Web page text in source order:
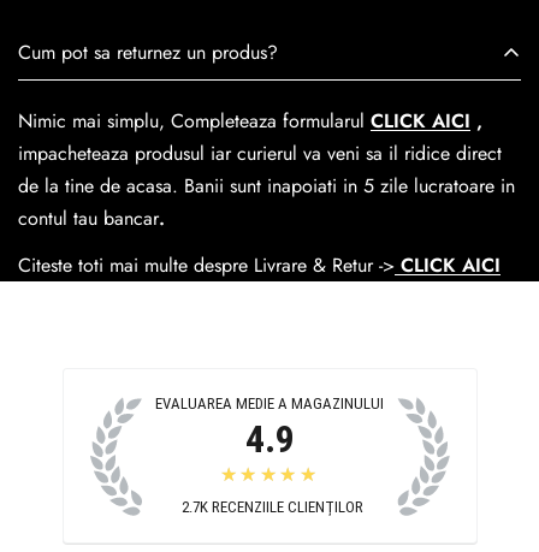
trecerea timpului.
medie livrarea dureaza 1-2 zilelucratoare prin
Easybox-ul Emag.
Cosul de livrareeste 15 lei pentru o comanda mai mica de
390 lei si Gratuit pentru o comanda de peste 390 lei.
Cum pot sa returnez un produs?
Nimic mai simplu, Completeaza formularul CLICK AICI ,
impacheteaza produsul iar curierul va veni sa il ridice direct
de la tine de acasa. Banii sunt inapoiati in 5 zile lucratoare in
contul tau bancar.
Citeste toti mai multe despre Livrare & Retur -> CLICK AICI
EVALUAREA MEDIE A MAGAZINULUI
4.9
★★★★★
2.7K RECENZIILE CLIENȚILOR